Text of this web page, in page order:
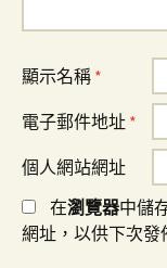
顯示名稱 *
電子郵件地址 *
個人網站網址
在瀏覽器中儲
網址，以供下次發